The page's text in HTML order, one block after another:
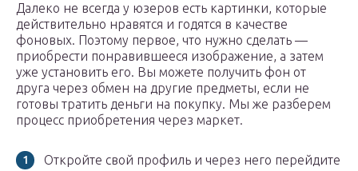
Далеко не всегда у юзеров есть картинки, которые
действительно нравятся и годятся в качестве
фоновых. Поэтому первое, что нужно сделать —
приобрести понравившееся изображение, а затем
уже установить его. Вы можете получить фон от
друга через обмен на другие предметы, если не
готовы тратить деньги на покупку. Мы же разберем
процесс приобретения через маркет.
Откройте свой профиль и через него перейдите